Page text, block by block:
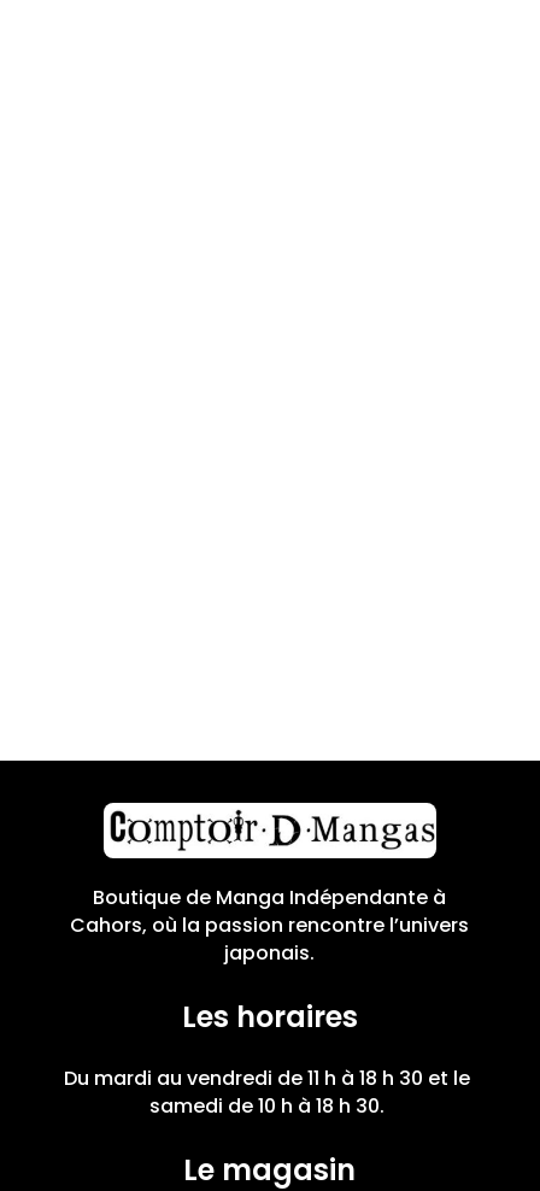
Boutique de Manga Indépendante à
Cahors, où la passion rencontre l’univers
japonais.
Les horaires
Du mardi au vendredi de 11 h à 18 h 30 et le
samedi de 10 h à 18 h 30.
Le magasin